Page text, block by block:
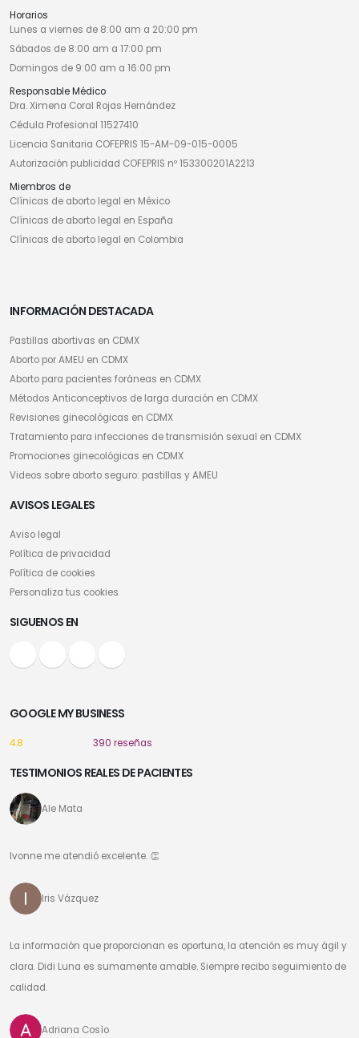
Horarios
Lunes a viernes de 8:00 am a 20:00 pm
Sábados de 8:00 am a 17:00 pm
Domingos de 9:00 am a 16:00 pm
Responsable Médico
Dra. Ximena Coral Rojas Hernández
Cédula Profesional 11527410
Licencia Sanitaria COFEPRIS 15-AM-09-015-0005
Autorización publicidad COFEPRIS nº 153300201A2213
Miembros de
Clínicas de aborto legal en México
Clínicas de aborto legal en España
Clínicas de aborto legal en Colombia
INFORMACIÓN DESTACADA
Pastillas abortivas en CDMX
Aborto por AMEU en CDMX
Aborto para pacientes foráneas en CDMX
Métodos Anticonceptivos de larga duración en CDMX
Revisiones ginecológicas en CDMX
Tratamiento para infecciones de transmisión sexual en CDMX
Promociones ginecológicas en CDMX
Videos sobre aborto seguro: pastillas y AMEU
AVISOS LEGALES
Aviso legal
Política de privacidad
Política de cookies
Personaliza tus cookies
SIGUENOS EN
GOOGLE MY BUSINESS
4.8 390 reseñas
TESTIMONIOS REALES DE PACIENTES
Ale Mata
Ivonne me atendió excelente. 👏
Iris Vázquez
La información que proporcionan es oportuna, la atención es muy ágil y
clara. Didi Luna es sumamente amable. Siempre recibo seguimiento de
calidad.
Adriana Cosìo